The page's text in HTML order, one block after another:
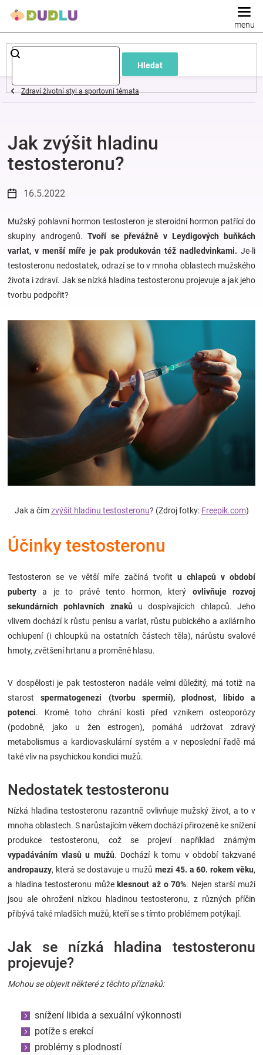
Hledat
Dětské
a
oblečení
Pokojíček
a
kojenecká
výbava
Hračky
a
zábava
Těhotenské
oblečení
Novinky
Značky
Blog
Hračkářství
Přihlášení
Zdraví životní styl a sportovní témata
Jak zvýšit hladinu
testosteronu?
16.5.2022
Mužský pohlavní hormon testosteron je steroidní hormon patřící do
skupiny androgenů. Tvoří se převážně v Leydigových buňkách
varlat, v menší míře je pak produkován též nadledvinkami. Je-li
testosteronu nedostatek, odrazí se to v mnoha oblastech mužského
života i zdraví. Jak se nízká hladina testosteronu projevuje a jak jeho
tvorbu podpořit?
Jak a čímzvýšit hladinu testosteronu? (Zdroj fotky: Freepik.com)
Účinky testosteronu
Testosteron se ve větší míře začíná tvořit u chlapců v období
puberty a je to právě tento hormon, který ovlivňuje rozvoj
sekundárních pohlavních znakůu dospívajících chlapců. Jeho
vlivem dochází k růstu penisu a varlat, růstu pubického a axilárního
ochlupení (i chloupků na ostatních částech těla), nárůstu svalové
hmoty, zvětšení hrtanu a proměně hlasu.
V dospělosti je pak testosteron nadále velmi důležitý, má totiž na
starostspermatogenezi (tvorbu spermií), plodnost, libido a
potenci. Kromě toho chrání kosti před vznikem osteoporózy
(podobně, jako u žen estrogen), pomáhá udržovat zdravý
metabolismus a kardiovaskulární systém a v neposlední řadě má
také vliv na psychickou kondici mužů.
Nedostatek testosteronu
Nízká hladina testosteronu razantně ovlivňuje mužský život, a to v
mnoha oblastech. S narůstajícím věkem dochází přirozeně ke snížení
produkce testosteronu, což se projeví například známým
vypadáváním vlasů u mužů. Dochází k tomu v období takzvané
andropauzy, která se dostavuje u mužů mezi 45. a 60. rokem věku,
a hladina testosteronu může klesnout až o 70%. Nejen starší muži
jsou ale ohroženi nízkou hladinou testosteronu, z různých příčin
přibývá také mladších mužů, kteří se s tímto problémem potýkají.
Jak se nízká hladina testosteronu
projevuje?
Mohou se objevit některé z těchto příznaků:
snížení libida a sexuální výkonnosti
potíže s erekcí
problémy s plodností